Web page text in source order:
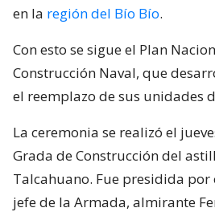
en la región del Bío Bío.
Con esto se sigue el Plan
Construcción Naval, que
el reemplazo de sus unidades
La ceremonia se realizó el
Grada de Construcción del
Talcahuano. Fue presidida por
jefe de la Armada, almirante